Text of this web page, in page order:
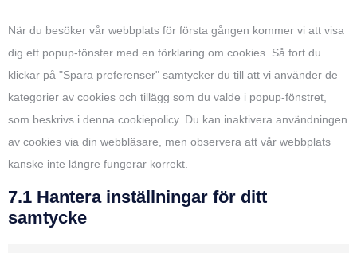
När du besöker vår webbplats för första gången kommer vi att visa
dig ett popup-fönster med en förklaring om cookies. Så fort du
klickar på "Spara preferenser" samtycker du till att vi använder de
kategorier av cookies och tillägg som du valde i popup-fönstret,
som beskrivs i denna cookiepolicy. Du kan inaktivera användningen
av cookies via din webbläsare, men observera att vår webbplats
kanske inte längre fungerar korrekt.
7.1 Hantera inställningar för ditt
samtycke